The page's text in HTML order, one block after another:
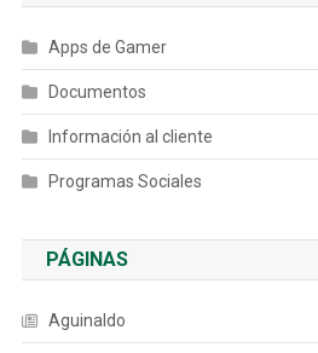
Apps de Gamer
Documentos
Información al cliente
Programas Sociales
PÁGINAS
Aguinaldo